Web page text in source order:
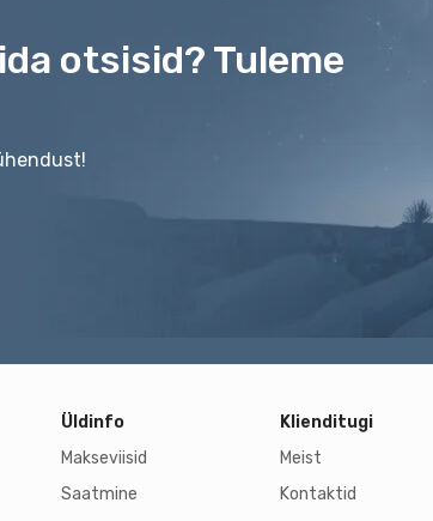
otsisid? Tuleme
Üldinfo
Makseviisid
Saatmine
Klienditugi
Meist
Kontaktid